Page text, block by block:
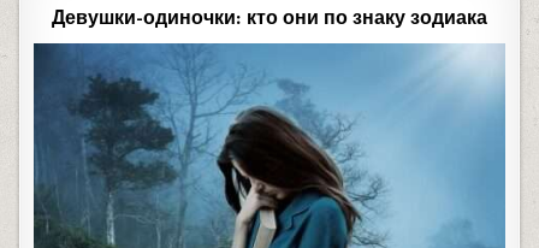
Девушки-одиночки: кто они по знаку зодиака